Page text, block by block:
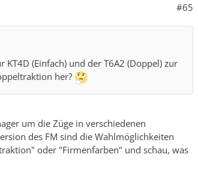
#65
(Einfach) und der T6A2 (Doppel) zur
her?
um die Züge in verschiedenen
des FM sind die Wahlmöglichkeiten
oder "Firmenfarben" und schau, was